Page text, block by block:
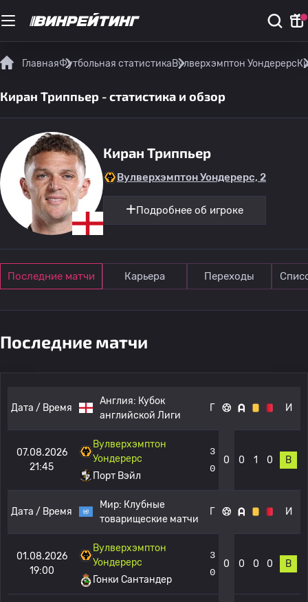
ГлавнаяФутбольная статистикаВулверхэмптон Уондерерс
Киран Триппьер - статистика и обзор
Киран Триппьер
Вулверхэмптон Уондерерс, 2
Подробнее об игроке
Последние матчи Карьера Переходы
Последние матчи
Дата / Время
Англия: Кубок
английской Лиги
Г И
07.08.2026
21:45
Вулверхэмптон
Уондерерс
Порт Вэйл
3
0
0 0 1 0 В
Дата / Время
Мир: Клубные
товарищеские матчи
Г И
01.08.2026
19:00
Вулверхэмптон
Уондерерс
Гонки Сантандер
3
0
0 0 0 0 В